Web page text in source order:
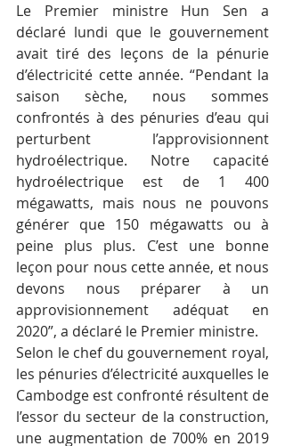
Le Premier ministre Hun Sen a
déclaré lundi que le gouvernement
avait tiré des leçons de la pénurie
d’électricité cette année. “Pendant la
saison sèche, nous sommes
confrontés à des pénuries d’eau qui
perturbent l’approvisionnent
hydroélectrique. Notre capacité
hydroélectrique est de 1 400
mégawatts, mais nous ne pouvons
générer que 150 mégawatts ou à
peine plus plus. C’est une bonne
leçon pour nous cette année, et nous
devons nous préparer à un
approvisionnement adéquat en
2020”, a déclaré le Premier ministre.
Selon le chef du gouvernement royal,
les pénuries d’électricité auxquelles le
Cambodge est confronté résultent de
l’essor du secteur de la construction,
une augmentation de 700% en 2019